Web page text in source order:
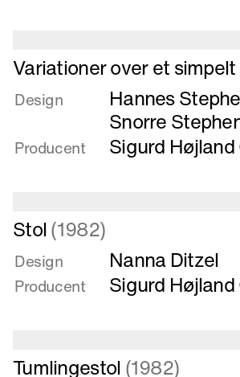
Læs
mere
om
et
Variationer over et
Design Hannes
Snorre
Producent Sigurd Højland
Læs
mere
om
Stol
Stol(1982)
Design Nanna Ditzel
Producent Sigurd Højland
Læs
Tumlingestol(1982)